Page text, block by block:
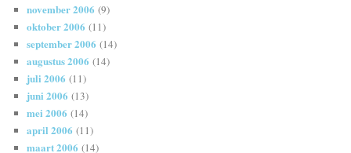
november 2006 (9)
oktober 2006 (11)
september 2006 (14)
augustus 2006 (14)
juli 2006 (11)
juni 2006 (13)
mei 2006 (14)
april 2006 (11)
maart 2006 (14)